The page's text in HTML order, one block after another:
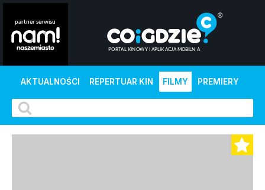
AKTUALNOŚCI REPERTUAR KIN FILMY PREMIERY